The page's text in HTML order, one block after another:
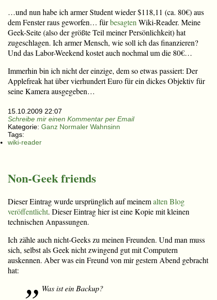
…und nun habe ich armer Student wieder $118,11 (ca. 80€) aus
dem Fenster raus geworfen… fürbesagtenWiki-Reader. Meine
Geek-Seite (also der größte Teil meiner Persönlichkeit) hat
zugeschlagen. Ich armer Mensch, wie soll ich das finanzieren?
Und das Labor-Weekend kostet auch nochmal um die 80€…
Immerhin bin ich nicht der einzige, dem so etwas passiert: Der
Applefreak hat über vierhundert Euro für ein dickes Objektiv für
seine Kamera ausgegeben…
15.10.2009 22:07
Schreibe mir einen Kommentar per Email
Kategorie: Ganz Normaler Wahnsinn
Tags:
wiki-reader
Non-Geek friends
Dieser Eintrag wurde ursprünglich auf meinemalten Blog
veröffentlicht. Dieser Eintrag hier ist eine Kopie mit kleinen
technischen Anpassungen.
Ich zähle auch nicht-Geeks zu meinen Freunden. Und man muss
sich, selbst als Geek nicht zwingend gut mit Computern
auskennen. Aber was ein Freund von mir gestern Abend gebracht
hat:
Was ist ein Backup?